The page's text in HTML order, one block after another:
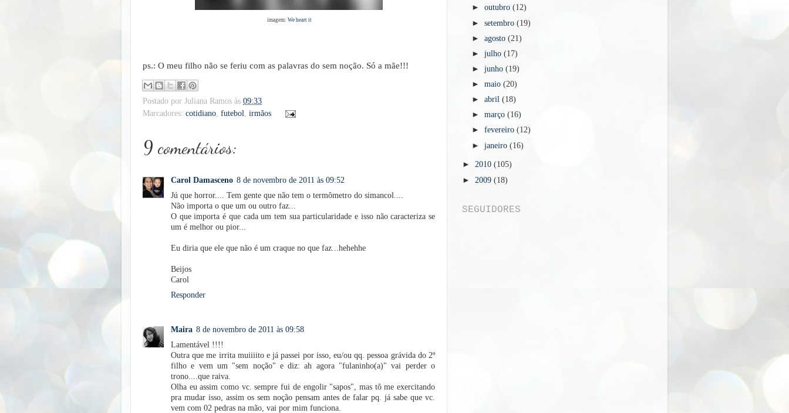
imagem: We heart it
ps.: O meu filho não se feriu com as palavras do sem noção. Só a mãe!!!
Postado por Juliana Ramos às 09:33
Marcadores: cotidiano futebol irmãos
9 comentários:
Carol Damasceno 8 de novembro de 2011 às 09:52
Jú que horror.... Tem gente que não tem o termômetro do simancol....
Não importa o que um ou outro faz...
O que importa é que cada um tem sua particularidade e isso não caracteriza se
um é melhor ou pior...
Eu diria que ele que não é um craque no que faz...hehehhe
Beijos
Carol
Responder
Maira 8 de novembro de 2011 às 09:58
Lamentável !!!!
Outra que me irrita muiiiito e já passei por isso, eu/ou qq. pessoa grávida do 2º
filho e vem um "sem noção" e diz: ah agora "fulaninho(a)" vai perder o
trono....que raiva.
Olha eu assim como vc. sempre fui de engolir "sapos", mas tô me exercitando
pra mudar isso, assim os sem noção pensam antes de falar pq. já sabe que vc.
vem com 02 pedras na mão, vai por mim funciona.
►outubro(12)
►setembro(19)
►agosto(21)
►julho(17)
►junho(19)
►maio(20)
►abril(18)
►março(16)
►fevereiro(12)
►janeiro(16)
► 2010 (105)
► 2009 (18)
SEGUIDORES